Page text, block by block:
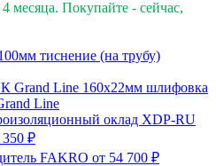
месяца. Покупайте - сейчас,
тиснение (на трубу)
Grand Line 160х22мм шлифовка
Line
оклад XDP-RU
350 ₽
FAKRO от 54 700 ₽